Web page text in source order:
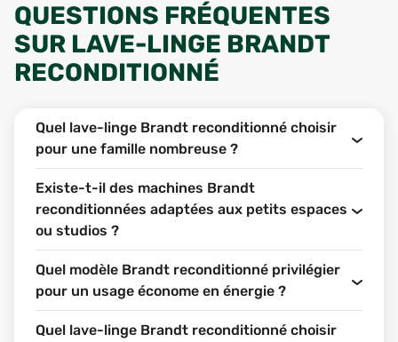
QUESTIONS FRÉQUENTES
SUR LAVE-LINGE BRANDT
RECONDITIONNÉ
Quel lave-linge Brandt reconditionné choisir
pour une famille nombreuse ?
Existe-t-il des machines Brandt
reconditionnées adaptées aux petits espaces
ou studios ?
Quel modèle Brandt reconditionné privilégier
pour un usage économe en énergie ?
Quel lave-linge Brandt reconditionné choisir